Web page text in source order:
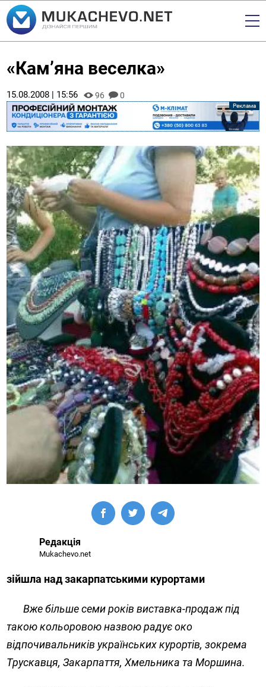
«Кам’яна веселка»
15.08.2008 | 15:56 96 0
Редакція
Mukachevo.net
зійшла над закарпатськими курортами
Вже більше семи років виставка-продаж під
такою кольоровою назвою радує око
відпочивальників українських курортів, зокрема
Трускавця, Закарпаття, Хмельника та Моршина.